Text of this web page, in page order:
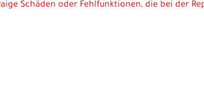
Schäden oder Fehlfunktionen, die bei der